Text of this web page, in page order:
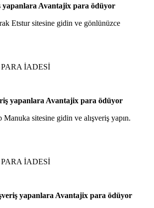
yapanlara Avantajix para ödüyor
Etstur sitesine gidin ve gönlünüzce
PARA İADESİ
yapanlara Avantajix para ödüyor
Manuka sitesine gidin ve alışveriş yapın.
PARA İADESİ
yapanlara Avantajix para ödüyor